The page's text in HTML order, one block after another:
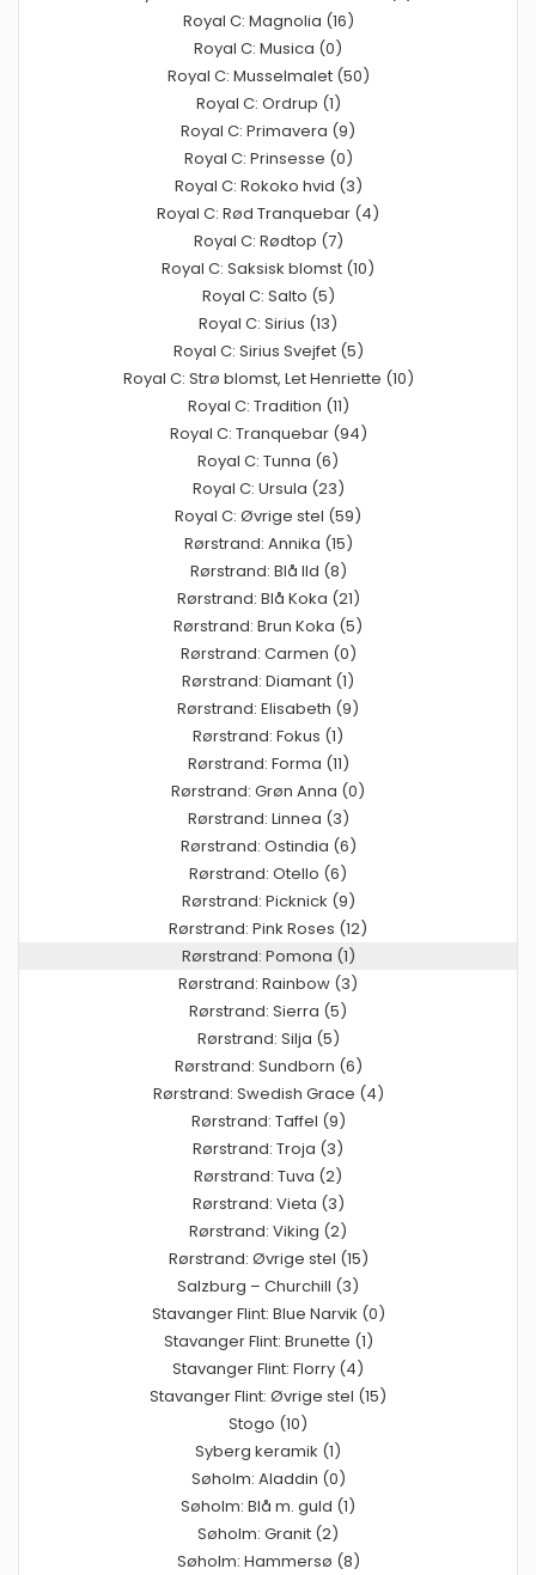
Royal C: Magnolia (16)
Royal C: Musica (0)
Royal C: Musselmalet (50)
Royal C: Ordrup (1)
Royal C: Primavera (9)
Royal C: Prinsesse (0)
Royal C: Rokoko hvid (3)
Royal C: Rød Tranquebar (4)
Royal C: Rødtop (7)
Royal C: Saksisk blomst (10)
Royal C: Salto (5)
Royal C: Sirius (13)
Royal C: Sirius Svejfet (5)
Royal C: Strø blomst, Let Henriette (10)
Royal C: Tradition (11)
Royal C: Tranquebar (94)
Royal C: Tunna (6)
Royal C: Ursula (23)
Royal C: Øvrige stel (59)
Rørstrand: Annika (15)
Rørstrand: Blå Ild (8)
Rørstrand: Blå Koka (21)
Rørstrand: Brun Koka (5)
Rørstrand: Carmen (0)
Rørstrand: Diamant (1)
Rørstrand: Elisabeth (9)
Rørstrand: Fokus (1)
Rørstrand: Forma (11)
Rørstrand: Grøn Anna (0)
Rørstrand: Linnea (3)
Rørstrand: Ostindia (6)
Rørstrand: Otello (6)
Rørstrand: Picknick (9)
Rørstrand: Pink Roses (12)
Rørstrand: Pomona (1)
Rørstrand: Rainbow (3)
Rørstrand: Sierra (5)
Rørstrand: Silja (5)
Rørstrand: Sundborn (6)
Rørstrand: Swedish Grace (4)
Rørstrand: Taffel (9)
Rørstrand: Troja (3)
Rørstrand: Tuva (2)
Rørstrand: Vieta (3)
Rørstrand: Viking (2)
Rørstrand: Øvrige stel (15)
Salzburg – Churchill (3)
Stavanger Flint: Blue Narvik (0)
Stavanger Flint: Brunette (1)
Stavanger Flint: Florry (4)
Stavanger Flint: Øvrige stel (15)
Stogo (10)
Syberg keramik (1)
Søholm: Aladdin (0)
Søholm: Blå m. guld (1)
Søholm: Granit (2)
Søholm: Hammersø (8)